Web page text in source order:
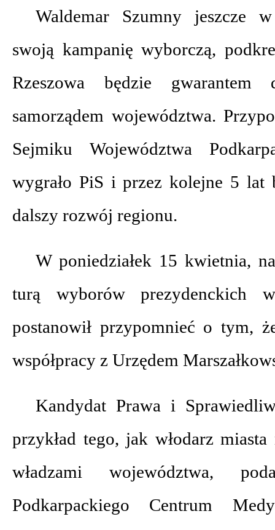
Waldemar Szumny jeszcze
swoją kampanię wyborczą,
Rzeszowa będzie gwarantem
samorządem województwa.
Sejmiku Województwa
wygrało PiS i przez kolejne 5 lat
dalszy rozwój regionu.
W poniedziałek 15 kwietnia,
turą wyborów prezydenckich
postanowił przypomnieć o tym,
współpracy z Urzędem
Kandydat Prawa i
przykład tego, jak włodarz miasta
władzami województwa,
Podkarpackiego Centrum